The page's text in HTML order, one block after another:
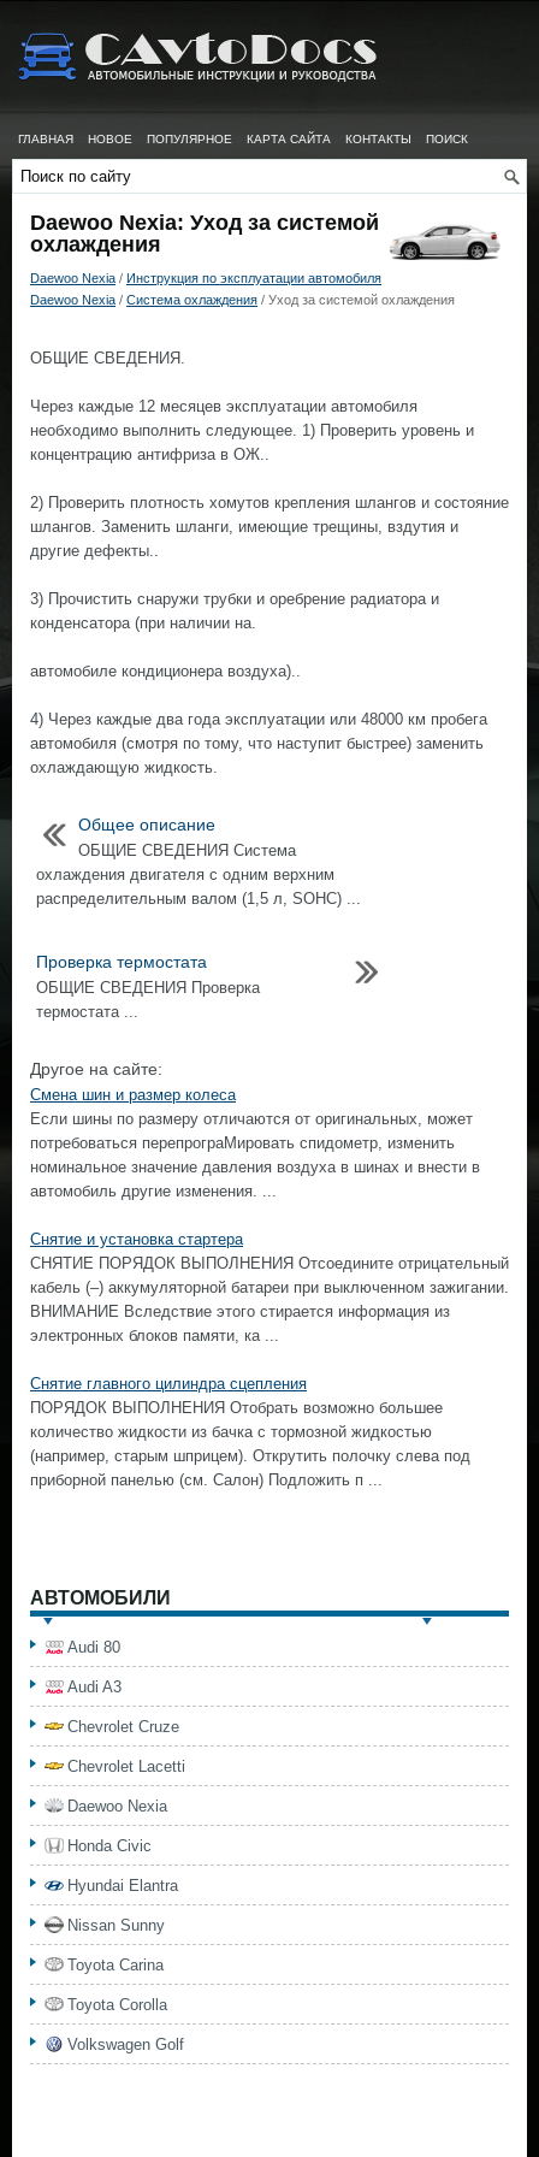
ГЛАВНАЯ НОВОЕ ПОПУЛЯРНОЕ КАРТА САЙТА КОНТАКТЫ ПОИСК
Daewoo Nexia: Уход за системой
охлаждения
Daewoo Nexia / Инструкция по эксплуатации автомобиля
Daewoo Nexia / Система охлаждения / Уход за системой охлаждения
ОБЩИЕ СВЕДЕНИЯ.
Через каждые 12 месяцев эксплуатации автомобиля
необходимо выполнить следующее. 1) Проверить уровень и
концентрацию антифриза в ОЖ..
2) Проверить плотность хомутов крепления шлангов и состояние
шлангов. Заменить шланги, имеющие трещины, вздутия и
другие дефекты..
3) Прочистить снаружи трубки и оребрение радиатора и
конденсатора (при наличии на.
автомобиле кондиционера воздуха)..
4) Через каждые два года эксплуатации или 48000 км пробега
автомобиля (смотря по тому, что наступит быстрее) заменить
охлаждающую жидкость.
Общее описание
ОБЩИЕ СВЕДЕНИЯ Система
охлаждения двигателя с одним верхним
распределительным валом (1,5 л, SOHC) ...
Проверка термостата
ОБЩИЕ СВЕДЕНИЯ Проверка
термостата ...
Другое на сайте:
Смена шин и размер колеса
Если шины по размеру отличаются от оригинальных, может
потребоваться перепрограМировать спидометр, изменить
номинальное значение давления воздуха в шинах и внести в
автомобиль другие изменения. ...
Снятие и установка стартера
СНЯТИЕ ПОРЯДОК ВЫПОЛНЕНИЯ Отсоедините отрицательный
кабель (–) аккумуляторной батареи при выключенном зажигании.
ВНИМАНИЕ Вследствие этого стирается информация из
электронных блоков памяти, ка ...
Снятие главного цилиндра сцепления
ПОРЯДОК ВЫПОЛНЕНИЯ Отобрать возможно большее
количество жидкости из бачка с тормозной жидкостью
(например, старым шприцем). Открутить полочку слева под
приборной панелью (см. Салон) Подложить п ...
АВТОМОБИЛИ
Audi 80
Audi A3
Chevrolet Cruze
Chevrolet Lacetti
Daewoo Nexia
Honda Civic
Hyundai Elantra
Nissan Sunny
Toyota Carina
Toyota Corolla
Volkswagen Golf